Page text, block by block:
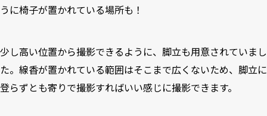
うに椅子が置かれている場所も！
少し高い位置から撮影できるように、脚立も用意されていまし
た。線香が置かれている範囲はそこまで広くないため、脚立に
登らずとも寄りで撮影すればいい感じに撮影できます。